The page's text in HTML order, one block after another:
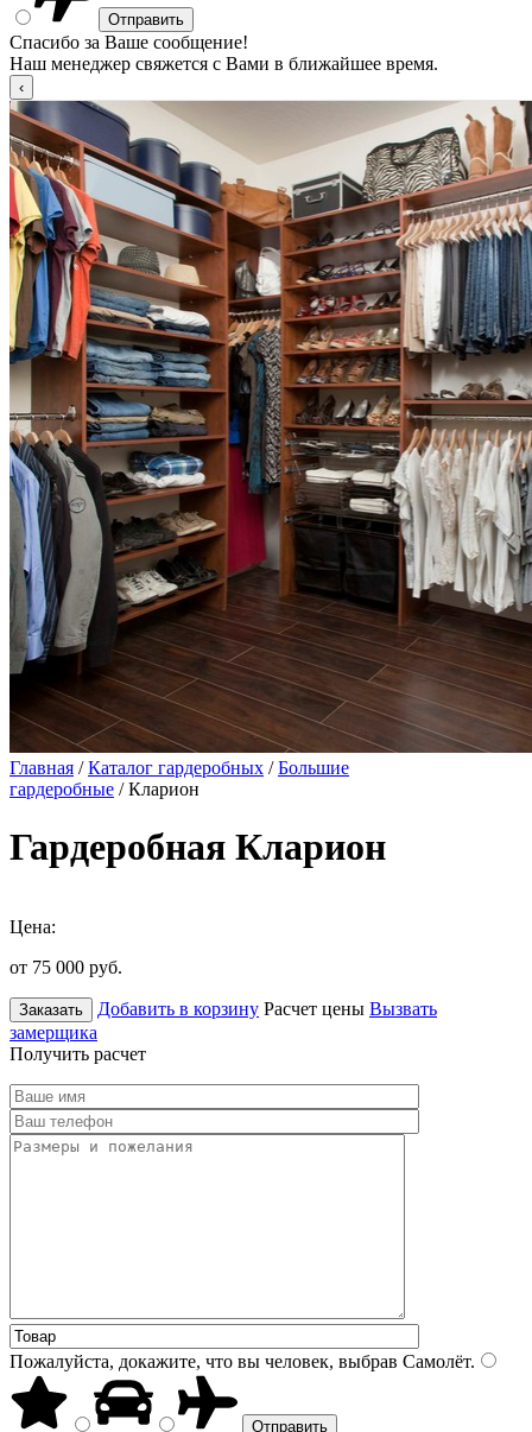
Спасибо за Ваше сообщение!
Наш менеджер свяжется с Вами в ближайшее время.
Главная /Каталог гардеробных /Большие
гардеробные / Кларион
Гардеробная Кларион
Цена:
от 75 000 руб.
Заказать Добавить в корзину Расчет цены Вызвать
замерщика
Получить расчет
Пожалуйста, докажите, что вы человек, выбрав Самолёт.